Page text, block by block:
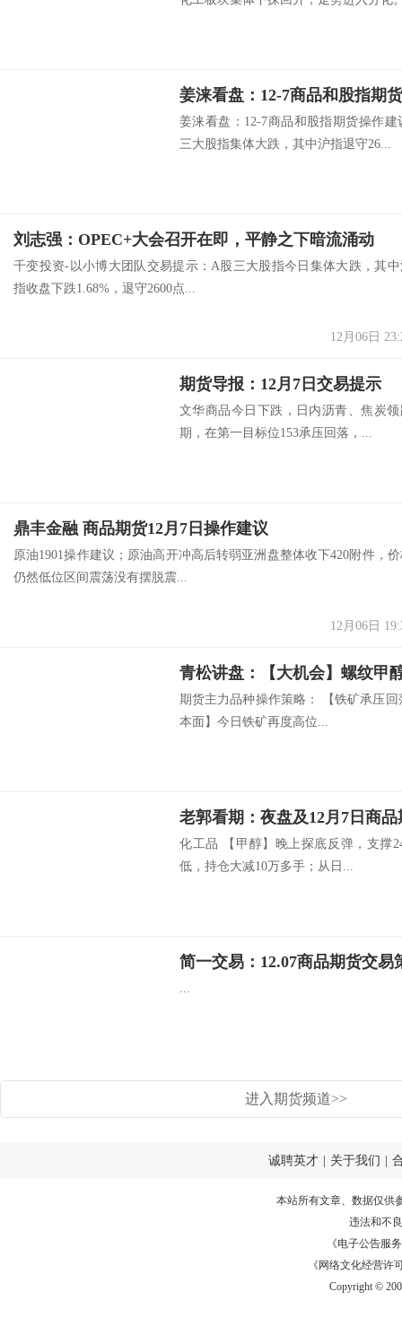
姜涞看盘：12-7商品和股指期
姜涞看盘：12-7商品和股指期货操作
三大股指集体大跌，其中沪指退守26...
刘志强：OPEC+大会召开在即，平静之下暗流涌动
千变投资-以小博大团队交易提示：A股三大股指今日集体大跌，其
指收盘下跌1.68%，退守2600点...
12月06日
期货导报：12月7日交易提示
文华商品今日下跌，日内沥青、焦炭
期，在第一目标位153承压回落，...
鼎丰金融 商品期货12月7日操作建议
原油1901操作建议；原油高开冲高后转弱亚洲盘整体收下420附件，
仍然低位区间震荡没有摆脱震...
12月06日
期货主力品种操作策略： 【铁矿承压
本面】今日铁矿再度高位...
老郭看期：夜盘及12月7日商
化工品 【甲醇】晚上探底反弹，支撑
低，持仓大减10万多手；从日...
简一交易：12.07商品期货交易
...
进入期货频道>>
诚聘英才 关于我们
本站所有文章、数据仅供
违法和不
《电子公告服务
《网络文化经营许
Copyright ©